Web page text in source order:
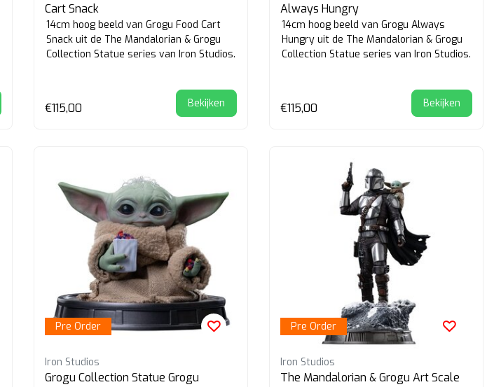
Cart Snack
14cm hoog beeld van Grogu Food Cart
Snack uit de The Mandalorian & Grogu
Collection Statue series van Iron Studios.
€115,00 Bekijken
Always Hungry
14cm hoog beeld van Grogu Always
Hungry uit de The Mandalorian & Grogu
Collection Statue series van Iron Studios.
€115,00 Bekijken
Pre Order
Iron Studios
Grogu Collection Statue Grogu
Pre Order
Iron Studios
The Mandalorian & Grogu Art Scale